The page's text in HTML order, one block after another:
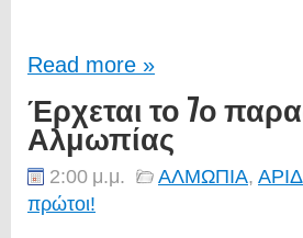
Read more »
Έρχεται το 7ο
Αλμωπίας
2:00 μ.μ. ΑΛΜΩΠΙΑ,
πρώτοι!